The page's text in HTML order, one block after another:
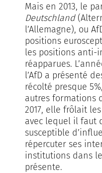
Mais en 2013, le
Deutschland
l’Allemagne), ou
positions
les positions anti-
réapparues.
l’AfD a présenté
récolté presque
autres formations
2017, elle frôlait
avec lequel il faut
susceptible
répercuter ses
institutions dans
présente.